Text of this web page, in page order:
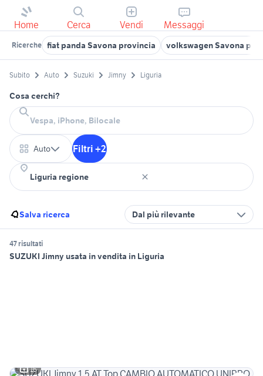
Home Cerca Vendi Messaggi
Ricerche fiat panda Savona provincia volkswagen Savona
Subito Auto Suzuki Jimny Liguria
Cosa cerchi?
Auto Filtri +2
Salva ricerca Dal più rilevante
47 risultati
SUZUKI Jimny usata in vendita in Liguria
16